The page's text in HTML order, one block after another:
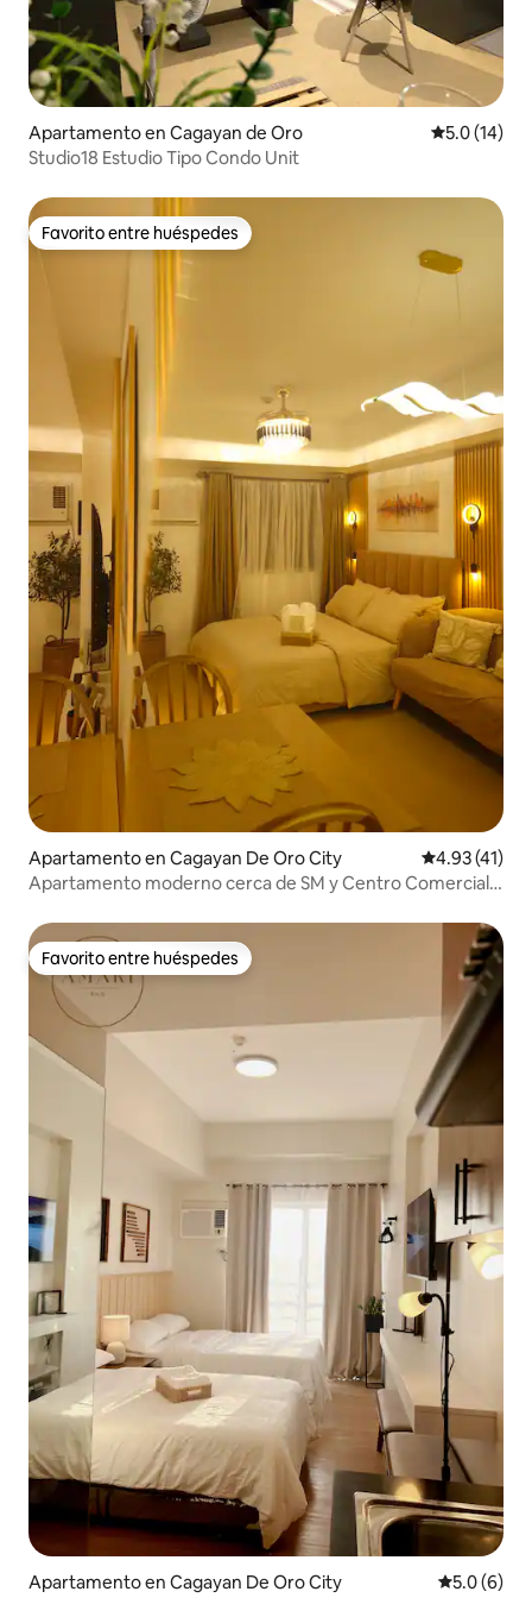
Apartamento en Cagayan de Oro Calificación
5.0 (14)
Studio18 Estudio Tipo Condo Unit
Favorito entre huéspedes
Favorito entre huéspedes
Apartamento en Cagayan De Oro City Calificación
4.93 (41)
Apartamento moderno cerca de SM y Centro Comercial |
Favorito entre huéspedes
Favorito entre huéspedes
Apartamento en Cagayan De Oro City
5.0 (6)